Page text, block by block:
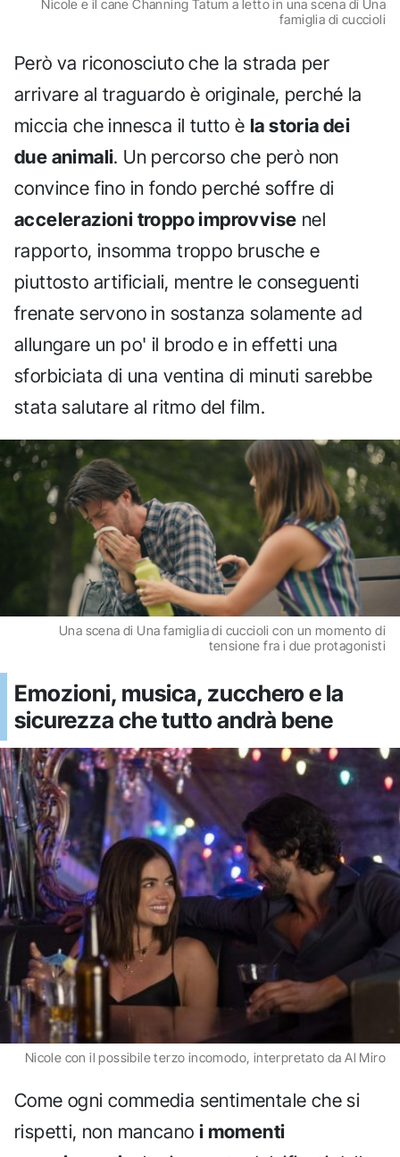
Nicole e il cane Channing Tatum a letto in una scena di Una
famiglia di cuccioli
Però va riconosciuto che la strada per
arrivare al traguardo è originale, perché la
miccia che innesca il tutto è la storia dei
due animali. Un percorso che però non
convince fino in fondo perché soffre di
accelerazioni troppo improvvise nel
rapporto, insomma troppo brusche e
piuttosto artificiali, mentre le conseguenti
frenate servono in sostanza solamente ad
allungare un po' il brodo e in effetti una
sforbiciata di una ventina di minuti sarebbe
stata salutare al ritmo del film.
Una scena di Una famiglia di cuccioli con un momento di
tensione fra i due protagonisti
Emozioni, musica, zucchero e la
sicurezza che tutto andrà bene
Nicole con il possibile terzo incomodo, interpretato da Al Miro
Come ogni commedia sentimentale che si
rispetti, non mancano i momenti